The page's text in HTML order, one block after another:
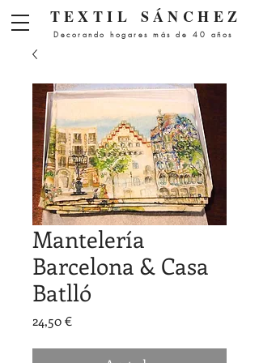
TEXTIL SÁNCHEZ
Decorando hogares más de 40 años
Mantelería
Barcelona & Casa
Batlló
24,50 €Precio